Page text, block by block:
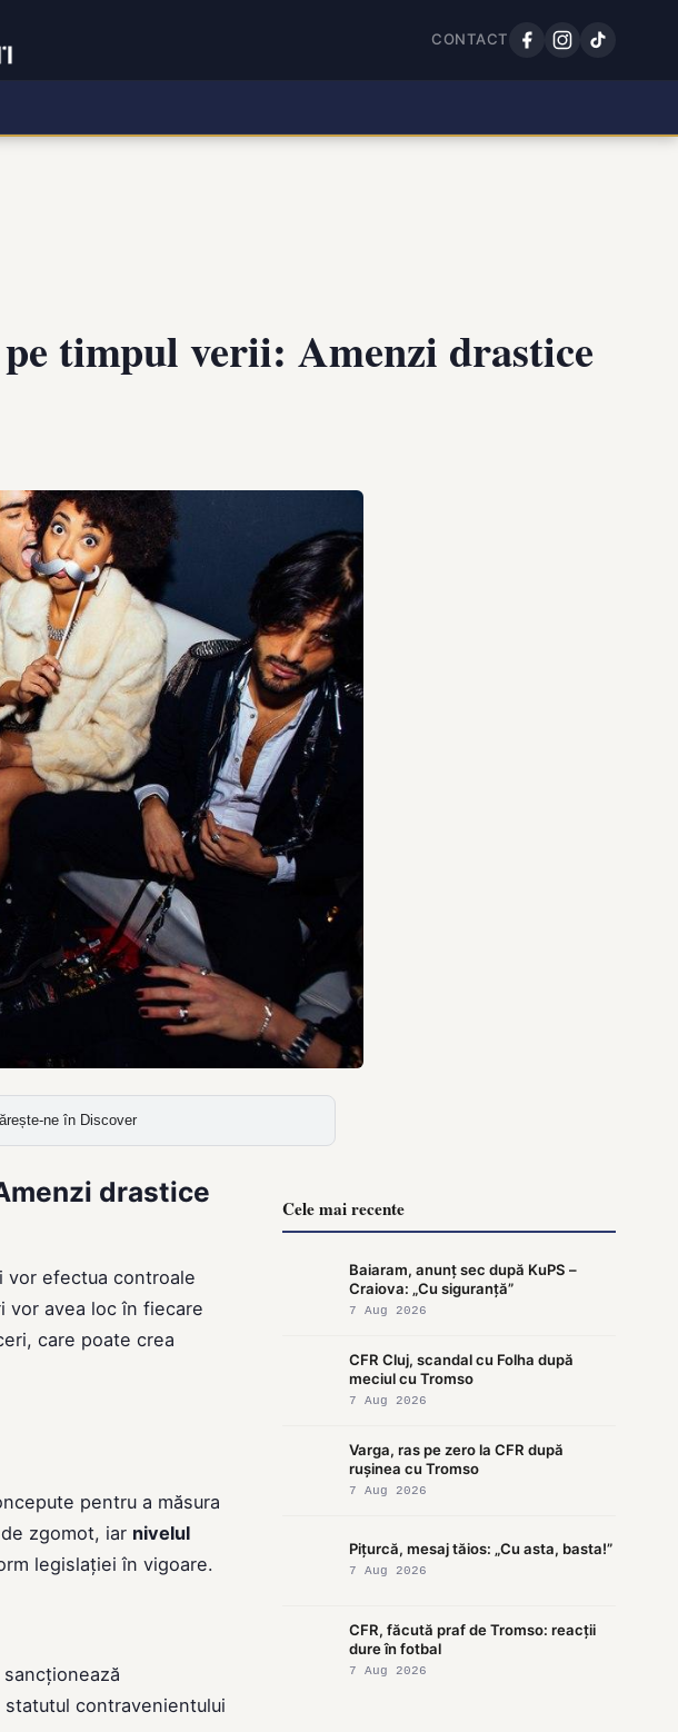
CONTACT
timpul verii: Amenzi drastice
ne în Discover
drastice
vor efectua controale
vor avea loc în fiecare
care poate crea
pentru a măsura
zgomot, iar nivelul
legislației în vigoare.
contravenientului
Cele mai recente
Baiaram, anunț sec după KuPS –
Craiova: „Cu siguranță”
7 Aug 2026
CFR Cluj, scandal cu Folha după
meciul cu Tromso
7 Aug 2026
Varga, ras pe zero la CFR după
rușinea cu Tromso
7 Aug 2026
Pițurcă, mesaj tăios: „Cu asta, basta!”
7 Aug 2026
CFR, făcută praf de Tromso: reacții
dure în fotbal
7 Aug 2026